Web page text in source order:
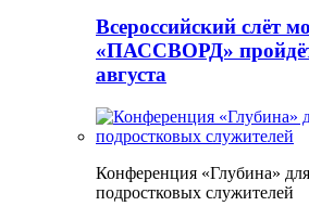
Всероссийский слёт
«ПАССВОРД»
августа
Конференция «Глубина»
подростковых служителей